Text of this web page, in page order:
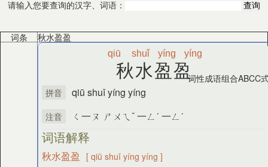
请输入您要查询的汉字、词语：
词条 秋水盈盈
qiū shuǐ yíng yíng
秋水盈盈词性成语组合ABCC
拼音
qiū shuǐ yíng yíng
注音 ㄑ一ㄡ ㄕㄨㄟˇ 一ㄥˊ 一ㄥˊ
词语解释
秋水盈盈 [ qiū shuǐ yíng yíng ]